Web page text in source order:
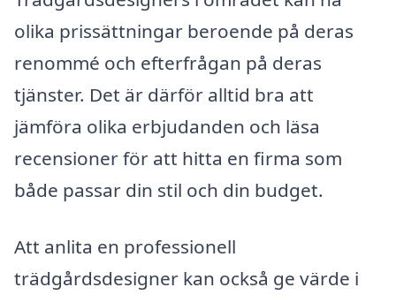
olika prissättningar beroende på deras
renommé och efterfrågan på deras
tjänster. Det är därför alltid bra att
jämföra olika erbjudanden och läsa
recensioner för att hitta en firma som
både passar din stil och din budget.
Att anlita en professionell
trädgårdsdesigner kan också ge värde i